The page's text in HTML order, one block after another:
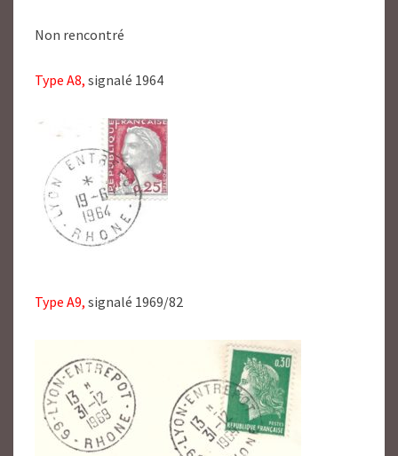
Non rencontré
Type A8, signalé 1964
Type A9, signalé 1969/82